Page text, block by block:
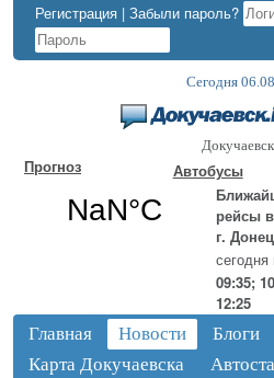
Регистрация | Забыли пароль?
Сегодня
Прогноз
Автобусы
рейсы в
г.
сегодня
09:35;
12:25
Главная Новости Блоги
Карта Докучаевска